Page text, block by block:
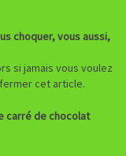
choquer, vous aussi,
si jamais vous voulez
cet article.
carré de chocolat